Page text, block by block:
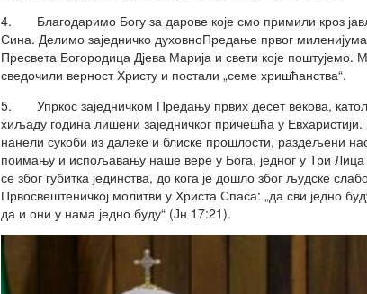
4. Благодаримо Богу за дарове које смо примили кроз
Сина. Делимо заједничко духовноПредање првог
Пресвета Богородица Дјева Марија и свети које поштујемо.
сведочили верност Христу и постали „семе хришћанства“.
5. Упркос заједничком Предању првих десет векова,
хиљаду година лишени заједничког причешћа у
нанели сукоби из далеке и блиске прошлости, раздељени
поимању и испољавању наше вере у Бога, једног у Три
се због губитка јединства, до кога је дошло због људске
Првосвештеничкој молитви у Христа Спаса: „да сви једно
да и они у нама једно буду“ (Јн 17:21).